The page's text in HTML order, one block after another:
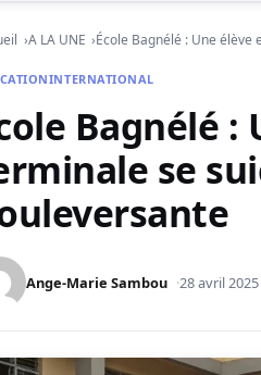
A LA UNE École Bagnélé : Une
INTERNATIONAL
Bagnélé :
se
Ange-Marie Sambou 28 avril 2025